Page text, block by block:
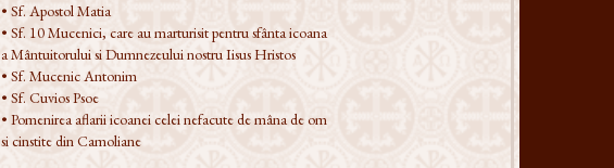
• Sf. Apostol Matia
• Sf. 10 Mucenici, care au marturisit pentru sfânta icoana
a Mântuitorului si Dumnezeului nostru Iisus Hristos
• Sf. Mucenic Antonim
• Sf. Cuvios Psoe
• Pomenirea aflarii icoanei celei nefacute de mâna de om
si cinstite din Camoliane